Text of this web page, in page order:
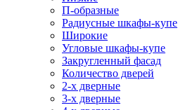
П-образные
Радиусные шкафы-купе
Широкие
Угловые шкафы-купе
Закругленный фасад
Количество дверей
2-х дверные
3-х дверные